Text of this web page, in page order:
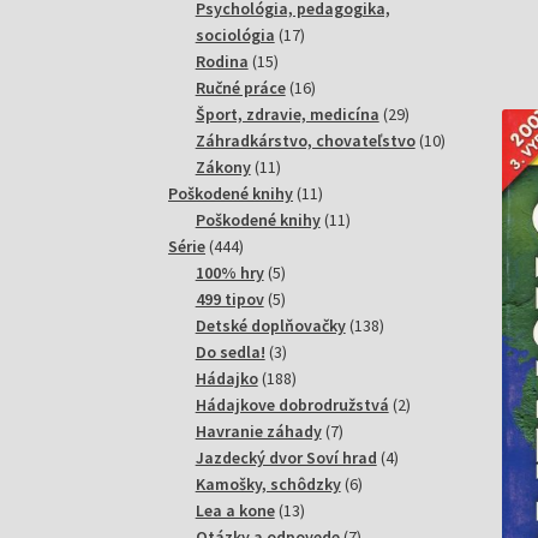
produktov
Psychológia, pedagogika,
sociológia 1717
Rodina 1515
produktov
Ručné práce 1616
produktov
Šport, zdravie, medicína 2929
produktov
Záhradkárstvo, chovateľstvo 1010
produktov
Zákony 1111
produktov
Poškodené knihy 1111
produktov
Poškodené knihy 1111
Série 444444
produktov
100% hry 55
produktov
499 tipov 55
produktov
Detské doplňovačky 138138
Do sedla! 33
produkty
Hádajko 188188
produktov
Hádajkove dobrodružstvá 22
Havranie záhady 77
produktov
Jazdecký dvor Soví hrad 44
Kamošky, schôdzky 66
Lea a kone 1313